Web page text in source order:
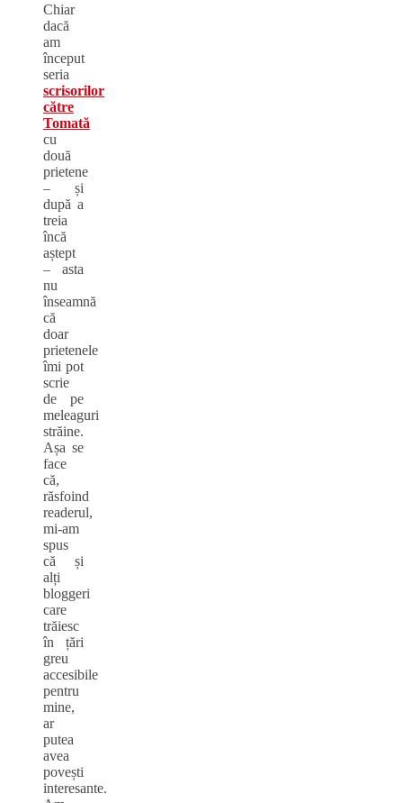
Chiar
dacă
am
început
seria
scrisorilor
către
Tomată
cu
două
prietene
– și
după a
treia
încă
aștept
– asta
nu
înseamnă
că
doar
prietenele
îmi pot
scrie
de pe
meleaguri
străine.
Așa se
face
că,
răsfoind
readerul,
mi-am
spus
că și
alți
bloggeri
care
trăiesc
în țări
greu
accesibile
pentru
mine,
ar
putea
avea
povești
interesante.